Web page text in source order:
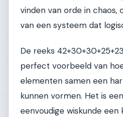
vinden van orde in
van een systeem dat
De reeks
perfect voorbeeld van
elementen samen een
kunnen vormen. Het is
eenvoudige wiskunde een